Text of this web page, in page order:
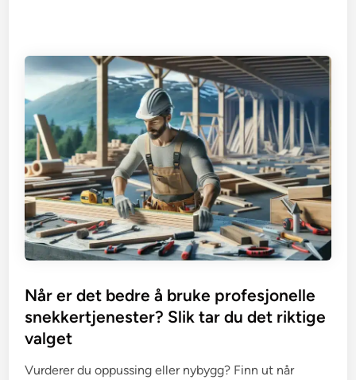
Når er det bedre å bruke profesjonelle
snekkertjenester? Slik tar du det riktige
valget
Vurderer du oppussing eller nybygg? Finn ut når